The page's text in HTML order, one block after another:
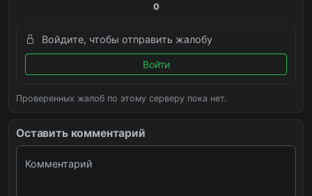
0
Войдите, чтобы отправить жалобу
Войти
Проверенных жалоб по этому серверу пока нет.
Оставить комментарий
Комментарий